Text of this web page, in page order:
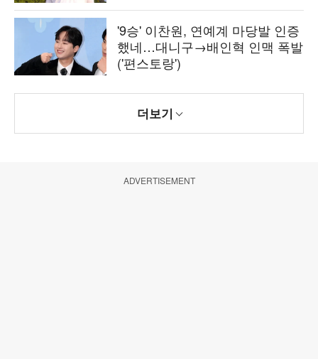
'9승' 이찬원, 연예계 마당발 인증
했네…대니구→배인혁 인맥 폭발
('편스토랑')
더보기
ADVERTISEMENT